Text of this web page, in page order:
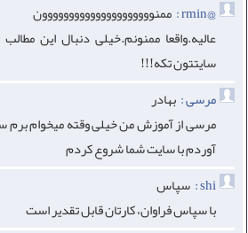
@rmin :
ممنووووووووووووووووووووون
عالیه.واقعا ممنونم.خیلی دنبال این
سایتتون تکه!!!
مرسی : بهادر
آوردم با سایت شما شروع کردم
shi : سپاس
با سپاس فراوان، کارتان قابل تقدیر است